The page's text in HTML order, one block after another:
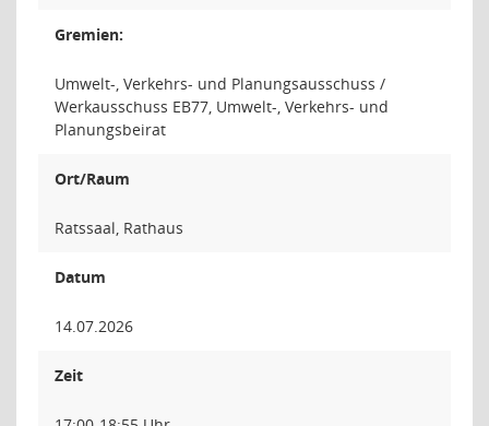
Gremien:
Umwelt-, Verkehrs- und Planungsausschuss /
Werkausschuss EB77, Umwelt-, Verkehrs- und
Planungsbeirat
Ort/Raum
Ratssaal, Rathaus
Datum
14.07.2026
Zeit